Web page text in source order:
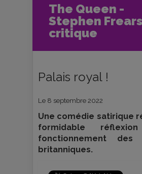
The Queen -
Stephen
critique
Accueil
Critiques et fiches films
The Queen - Stephen
critique
Palais royal !
Le 8 septembre 2022
Une comédie satirique
formidable
fonctionnement des
britanniques.